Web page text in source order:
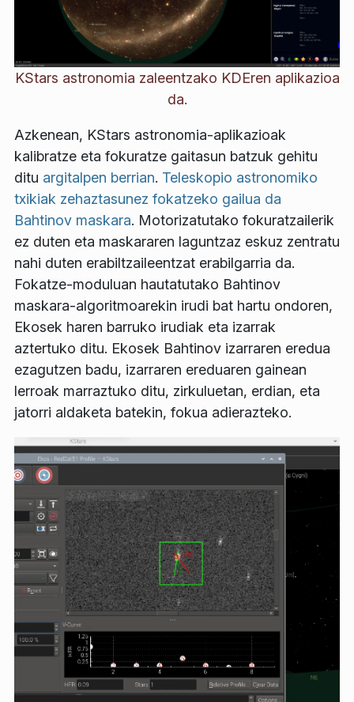
KStars astronomia zaleentzako KDEren aplikazioa
da.
Azkenean, KStars astronomia-aplikazioak
kalibratze eta fokuratze gaitasun batzuk gehitu
ditu argitalpen berrian. Teleskopio astronomiko
txikiak zehaztasunez fokatzeko gailua da
Bahtinov maskara. Motorizatutako fokuratzailerik
ez duten eta maskararen laguntzaz eskuz zentratu
nahi duten erabiltzaileentzat erabilgarria da.
Fokatze-moduluan hautatutako Bahtinov
maskara-algoritmoarekin irudi bat hartu ondoren,
Ekosek haren barruko irudiak eta izarrak
aztertuko ditu. Ekosek Bahtinov izarraren eredua
ezagutzen badu, izarraren ereduaren gainean
lerroak marraztuko ditu, zirkuluetan, erdian, eta
jatorri aldaketa batekin, fokua adierazteko.